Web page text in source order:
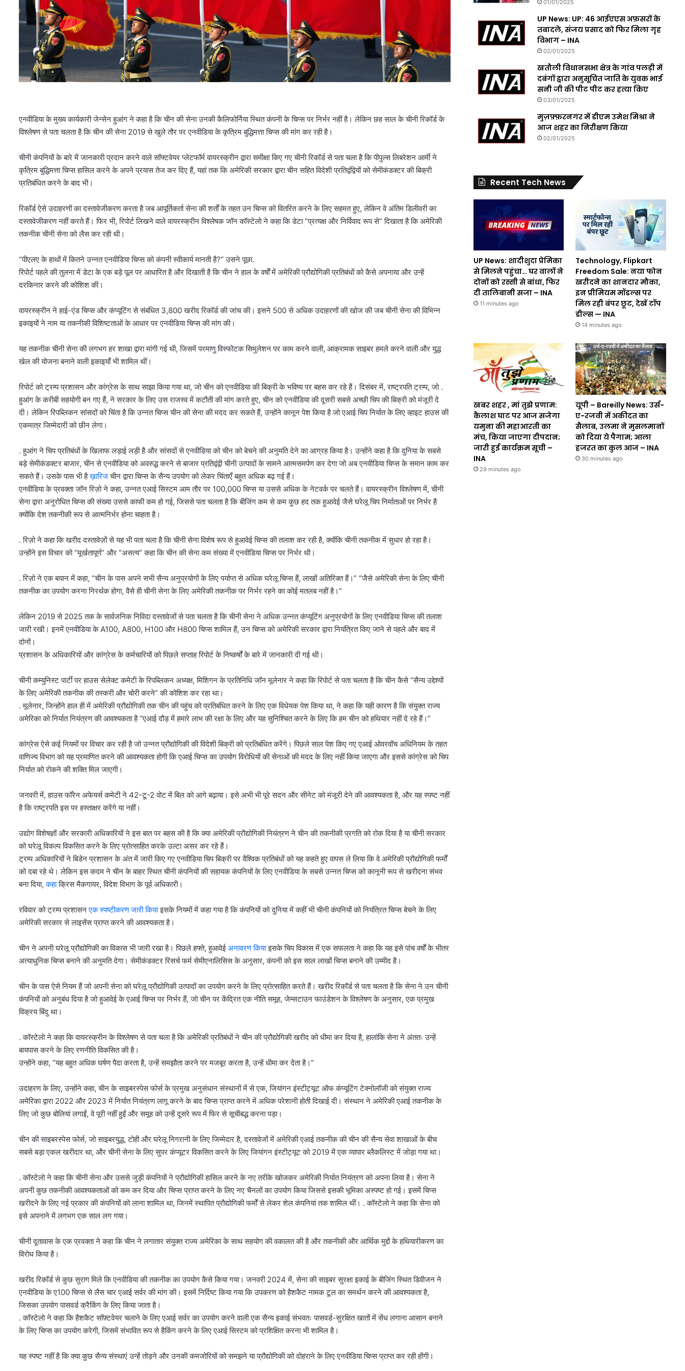
एनवीडिया के मुख्य कार्यकारी जेन्सेन हुआंग ने कहा है कि चीन की सेना उनकी कैलिफोर्निया स्थित कंपनी के चिप्स पर निर्भर नहीं है। लेकिन छह साल के चीनी रिकॉर्ड के
विश्लेषण से पता चलता है कि चीन की सेना 2019 से खुले तौर पर एनवीडिया के कृत्रिम बुद्धिमत्ता चिप्स की मांग कर रही है।
चीनी कंपनियों के बारे में जानकारी प्रदान करने वाले सॉफ्टवेयर प्लेटफॉर्म वायरस्क्रीन द्वारा समीक्षा किए गए चीनी रिकॉर्ड से पता चला है कि पीपुल्स लिबरेशन आर्मी ने
कृत्रिम बुद्धिमत्ता चिप्स हासिल करने के अपने प्रयास तेज कर दिए हैं, यहां तक ​​​​कि अमेरिकी सरकार द्वारा चीन सहित विदेशी प्रतिद्वंद्वियों को सेमीकंडक्टर की बिक्री
प्रतिबंधित करने के बाद भी।
रिकॉर्ड ऐसे उदाहरणों का दस्तावेजीकरण करता है जब आपूर्तिकर्ता सेना की शर्तों के तहत उन चिप्स को वितरित करने के लिए सहमत हुए, लेकिन वे अंतिम डिलीवरी का
दस्तावेजीकरण नहीं करते हैं। फिर भी, रिपोर्ट लिखने वाले वायरस्क्रीन विश्लेषक जॉन कॉस्टेलो ने कहा कि डेटा “प्रत्यक्ष और निर्विवाद रूप से” दिखाता है कि अमेरिकी
तकनीक चीनी सेना को लैस कर रही थी।
“पीएलए के हाथों में कितने उन्नत एनवीडिया चिप्स को कंपनी स्वीकार्य मानती है?” उसने पूछा.
रिपोर्ट पहले की तुलना में डेटा के एक बड़े पूल पर आधारित है और दिखाती है कि चीन ने हाल के वर्षों में अमेरिकी प्रौद्योगिकी प्रतिबंधों को कैसे अपनाया और उन्हें
दरकिनार करने की कोशिश की।
वायरस्क्रीन ने हाई-एंड चिप्स और कंप्यूटिंग से संबंधित 3,800 खरीद रिकॉर्ड की जांच की। इसने 500 से अधिक उदाहरणों की खोज की जब चीनी सेना की विभिन्न
इकाइयों ने नाम या तकनीकी विशिष्टताओं के आधार पर एनवीडिया चिप्स की मांग की।
यह तकनीक चीनी सेना की लगभग हर शाखा द्वारा मांगी गई थी, जिसमें परमाणु विस्फोटक सिमुलेशन पर काम करने वाली, आक्रामक साइबर हमले करने वाली और युद्ध
खेल की योजना बनाने वाली इकाइयाँ भी शामिल थीं।
रिपोर्ट को ट्रम्प प्रशासन और कांग्रेस के साथ साझा किया गया था, जो चीन को एनवीडिया की बिक्री के भविष्य पर बहस कर रहे हैं। दिसंबर में, राष्ट्रपति ट्रम्प, जो .
हुआंग के करीबी सहयोगी बन गए हैं, ने सरकार के लिए उस राजस्व में कटौती की मांग करते हुए, चीन को एनवीडिया की दूसरी सबसे अच्छी चिप की बिक्री को मंजूरी दे
दी। लेकिन रिपब्लिकन सांसदों को चिंता है कि उन्नत चिप्स चीन की सेना की मदद कर सकते हैं, उन्होंने कानून पेश किया है जो एआई चिप निर्यात के लिए व्हाइट हाउस की
एकमात्र जिम्मेदारी को छीन लेगा।
. हुआंग ने चिप प्रतिबंधों के खिलाफ लड़ाई लड़ी है और सांसदों से एनवीडिया को चीन को बेचने की अनुमति देने का आग्रह किया है। उन्होंने कहा है कि दुनिया के सबसे
बड़े सेमीकंडक्टर बाजार, चीन से एनवीडिया को अवरुद्ध करने से बाजार प्रतिद्वंद्वी चीनी उत्पादों के सामने आत्मसमर्पण कर देगा जो अब एनवीडिया चिप्स के समान काम कर
सकते हैं। उसके पास भी हैख़ारिजचीन द्वारा चिप्स के सैन्य उपयोग को लेकर चिंताएँ बहुत अधिक बढ़ गई हैं।
एनवीडिया के प्रवक्ता जॉन रिज़ो ने कहा, उन्नत एआई सिस्टम आम तौर पर 100,000 चिप्स या उससे अधिक के नेटवर्क पर चलते हैं। वायरस्क्रीन विश्लेषण में, चीनी
सेना द्वारा अनुरोधित चिप्स की संख्या उससे काफी कम हो गई, जिससे पता चलता है कि बीजिंग कम से कम कुछ हद तक हुआवेई जैसे घरेलू चिप निर्माताओं पर निर्भर है
क्योंकि देश तकनीकी रूप से आत्मनिर्भर होना चाहता है।
. रिज़ो ने कहा कि खरीद दस्तावेज़ों से यह भी पता चला है कि चीनी सेना विशेष रूप से हुआवेई चिप्स की तलाश कर रही है, क्योंकि चीनी तकनीक में सुधार हो रहा है।
उन्होंने इस विचार को “मूर्खतापूर्ण” और “असत्य” कहा कि चीन की सेना कम संख्या में एनवीडिया चिप्स पर निर्भर थी।
. रिज़ो ने एक बयान में कहा, “चीन के पास अपने सभी सैन्य अनुप्रयोगों के लिए पर्याप्त से अधिक घरेलू चिप्स हैं, लाखों अतिरिक्त हैं।” “जैसे अमेरिकी सेना के लिए चीनी
तकनीक का उपयोग करना निरर्थक होगा, वैसे ही चीनी सेना के लिए अमेरिकी तकनीक पर निर्भर रहने का कोई मतलब नहीं है।”
लेकिन 2019 से 2025 तक के सार्वजनिक निविदा दस्तावेजों से पता चलता है कि चीनी सेना ने अधिक उन्नत कंप्यूटिंग अनुप्रयोगों के लिए एनवीडिया चिप्स की तलाश
जारी रखी। इनमें एनवीडिया के A100, A800, H100 और H800 चिप्स शामिल हैं, उन चिप्स को अमेरिकी सरकार द्वारा नियंत्रित किए जाने से पहले और बाद में
दोनों।
प्रशासन के अधिकारियों और कांग्रेस के कर्मचारियों को पिछले सप्ताह रिपोर्ट के निष्कर्षों के बारे में जानकारी दी गई थी।
चीनी कम्युनिस्ट पार्टी पर हाउस सेलेक्ट कमेटी के रिपब्लिकन अध्यक्ष, मिशिगन के प्रतिनिधि जॉन मूलेनार ने कहा कि रिपोर्ट से पता चलता है कि चीन कैसे “सैन्य उद्देश्यों
के लिए अमेरिकी तकनीक की तस्करी और चोरी करने” की कोशिश कर रहा था।
. मूलेनार, जिन्होंने हाल ही में अमेरिकी प्रौद्योगिकी तक चीन की पहुंच को प्रतिबंधित करने के लिए एक विधेयक पेश किया था, ने कहा कि यही कारण है कि संयुक्त राज्य
अमेरिका को निर्यात नियंत्रण की आवश्यकता है “एआई दौड़ में हमारे लाभ की रक्षा के लिए और यह सुनिश्चित करने के लिए कि हम चीन को हथियार नहीं दे रहे हैं।”
कांग्रेस ऐसे कई नियमों पर विचार कर रही है जो उन्नत प्रौद्योगिकी की विदेशी बिक्री को प्रतिबंधित करेंगे। पिछले साल पेश किए गए एआई ओवरवॉच अधिनियम के तहत
वाणिज्य विभाग को यह प्रमाणित करने की आवश्यकता होगी कि एआई चिप्स का उपयोग विरोधियों की सेनाओं की मदद के लिए नहीं किया जाएगा और इससे कांग्रेस को चिप
निर्यात को रोकने की शक्ति मिल जाएगी।
जनवरी में, हाउस फॉरेन अफेयर्स कमेटी ने 42-टू-2 वोट में बिल को आगे बढ़ाया। इसे अभी भी पूरे सदन और सीनेट को मंजूरी देने की आवश्यकता है, और यह स्पष्ट नहीं
है कि राष्ट्रपति इस पर हस्ताक्षर करेंगे या नहीं।
उद्योग विशेषज्ञों और सरकारी अधिकारियों ने इस बात पर बहस की है कि क्या अमेरिकी प्रौद्योगिकी नियंत्रण ने चीन की तकनीकी प्रगति को रोक दिया है या चीनी सरकार
को घरेलू विकल्प विकसित करने के लिए प्रोत्साहित करके उल्टा असर कर रहे हैं।
ट्रम्प अधिकारियों ने बिडेन प्रशासन के अंत में जारी किए गए एनवीडिया चिप बिक्री पर वैश्विक प्रतिबंधों को यह कहते हुए वापस ले लिया कि वे अमेरिकी प्रौद्योगिकी फर्मों
को दबा रहे थे। लेकिन इस कदम ने चीन के बाहर स्थित चीनी कंपनियों की सहायक कंपनियों के लिए एनवीडिया के सबसे उन्नत चिप्स को कानूनी रूप से खरीदना संभव
बना दिया,कहाक्रिस मैकगायर, विदेश विभाग के पूर्व अधिकारी।
रविवार को ट्रम्प प्रशासनएक स्पष्टीकरण जारी कियाइसके नियमों में कहा गया है कि कंपनियों को दुनिया में कहीं भी चीनी कंपनियों को नियंत्रित चिप्स बेचने के लिए
अमेरिकी सरकार से लाइसेंस प्राप्त करने की आवश्यकता है।
चीन ने अपनी घरेलू प्रौद्योगिकी का विकास भी जारी रखा है। पिछले हफ्ते, हुआवेई अनावरण कियाइसके चिप विकास में एक सफलता ने कहा कि यह इसे पांच वर्षों के भीतर
अत्याधुनिक चिप्स बनाने की अनुमति देगा। सेमीकंडक्टर रिसर्च फर्म सेमीएनालिसिस के अनुसार, कंपनी को इस साल लाखों चिप्स बनाने की उम्मीद है।
चीन के पास ऐसे नियम हैं जो अपनी सेना को घरेलू प्रौद्योगिकी उत्पादों का उपयोग करने के लिए प्रोत्साहित करते हैं। खरीद रिकॉर्ड से पता चलता है कि सेना ने उन चीनी
कंपनियों को अनुबंध दिया है जो हुआवेई के एआई चिप्स पर निर्भर हैं, जो चीन पर केंद्रित एक नीति समूह, जेम्सटाउन फाउंडेशन के विश्लेषण के अनुसार, एक प्रमुख
विक्रय बिंदु था।
. कॉस्टेलो ने कहा कि वायरस्क्रीन के विश्लेषण से पता चला है कि अमेरिकी प्रतिबंधों ने चीन की प्रौद्योगिकी खरीद को धीमा कर दिया है, हालांकि सेना ने अंततः उन्हें
बायपास करने के लिए रणनीति विकसित की है।
उन्होंने कहा, “यह बहुत अधिक घर्षण पैदा करता है, उन्हें समझौता करने पर मजबूर करता है, उन्हें धीमा कर देता है।”
उदाहरण के लिए, उन्होंने कहा, चीन के साइबरस्पेस फोर्स के प्रमुख अनुसंधान संस्थानों में से एक, जियांगन इंस्टीट्यूट ऑफ कंप्यूटिंग टेक्नोलॉजी को संयुक्त राज्य
अमेरिका द्वारा 2022 और 2023 में निर्यात नियंत्रण लागू करने के बाद चिप्स प्राप्त करने में अधिक परेशानी होती दिखाई दी। संस्थान ने अमेरिकी एआई तकनीक के
लिए जो कुछ बोलियां लगाईं, वे पूरी नहीं हुईं और समूह को उन्हें दूसरे रूप में फिर से सूचीबद्ध करना पड़ा।
चीन की साइबरस्पेस फोर्स, जो साइबरयुद्ध, टोही और घरेलू निगरानी के लिए जिम्मेदार है, दस्तावेजों में अमेरिकी एआई तकनीक की चीन की सैन्य सेवा शाखाओं के बीच
सबसे बड़ा एकल खरीदार था, और चीनी सेना के लिए सुपर कंप्यूटर विकसित करने के लिए जियांगन इंस्टीट्यूट को 2019 में एक व्यापार ब्लैकलिस्ट में जोड़ा गया था।
. कॉस्टेलो ने कहा कि चीनी सेना और उससे जुड़ी कंपनियों ने प्रौद्योगिकी हासिल करने के नए तरीके खोजकर अमेरिकी निर्यात नियंत्रण को अपना लिया है। सेना ने
अपनी कुछ तकनीकी आवश्यकताओं को कम कर दिया और चिप्स प्राप्त करने के लिए नए चैनलों का उपयोग किया जिससे इसकी भूमिका अस्पष्ट हो गई। इसमें चिप्स
खरीदने के लिए नई प्रकार की कंपनियों को लाना शामिल था, जिनमें स्थापित प्रौद्योगिकी फर्मों से लेकर शेल कंपनियां तक ​​शामिल थीं। . कॉस्टेलो ने कहा कि सेना को
इसे अपनाने में लगभग एक साल लग गया।
चीनी दूतावास के एक प्रवक्ता ने कहा कि चीन ने लगातार संयुक्त राज्य अमेरिका के साथ सहयोग की वकालत की है और तकनीकी और आर्थिक मुद्दों के हथियारीकरण का
विरोध किया है।
खरीद रिकॉर्ड से कुछ सुराग मिले कि एनवीडिया की तकनीक का उपयोग कैसे किया गया। जनवरी 2024 में, सेना की साइबर सुरक्षा इकाई के बीजिंग स्थित डिवीजन ने
एनवीडिया के ए100 चिप्स से लैस चार एआई सर्वर की मांग की। इसमें निर्दिष्ट किया गया कि उपकरण को हैशकैट नामक टूल का समर्थन करने की आवश्यकता है,
जिसका उपयोग पासवर्ड क्रैकिंग के लिए किया जाता है।
. कॉस्टेलो ने कहा कि हैशकैट सॉफ़्टवेयर चलाने के लिए एआई सर्वर का उपयोग करने वाली एक सैन्य इकाई संभवतः पासवर्ड-सुरक्षित खातों में सेंध लगाना आसान बनाने
के लिए चिप्स का उपयोग करेगी, जिसमें संभावित रूप से हैकिंग करने के लिए एआई सिस्टम को प्रशिक्षित करना भी शामिल है।
यह स्पष्ट नहीं है कि क्या कुछ सैन्य संस्थाएं उन्हें तोड़ने और उनकी कमजोरियों को समझने या प्रौद्योगिकी को दोहराने के लिए एनवीडिया चिप्स प्राप्त कर रही होंगी।
01/01/2025
UP News: UP: 46 आईएएस अफ़सरों के
तबादले, संजय प्रसाद को फिर मिला गृह
विभाग – INA
02/01/2025
खतौली विधानसभा क्षेत्र के गांव पलड़ी में
दबंगों द्वारा अनुसूचित जाति के युवक भाई
सनी जी की पीट पीट कर हत्या किए
03/01/2025
मुज़फ़्फ़रनगर में डीएम उमेश मिश्रा ने
आज शहर का निरीक्षण किया
02/01/2025
Recent Tech News
UP News: शादीशुदा प्रेमिका
से मिलने पहुंचा… घर वालों ने
दोनों को रस्सी से बांधा, फिर
दी तालिबानी सजा – INA
11 minutes ago
Technology, Flipkart
Freedom Sale: नया फोन
खरीदने का शानदार मौका,
इन प्रीमियम मॉडल्स पर
मिल रही बंपर छूट, देखें टॉप
डील्स — INA
14 minutes ago
खबर शहर , मां तुझे प्रणाम:
कैलाश घाट पर आज सजेगा
यमुना की महाआरती का
मंच, किया जाएगा दीपदान;
जारी हुई कार्यक्रम सूची –
INA
29 minutes ago
यूपी – Bareilly News: उर्स-
ए-रजवी में अकीदत का
सैलाब, उलमा ने मुसलमानों
को दिया ये पैगाम; आला
हजरत का कुल आज – INA
30 minutes ago